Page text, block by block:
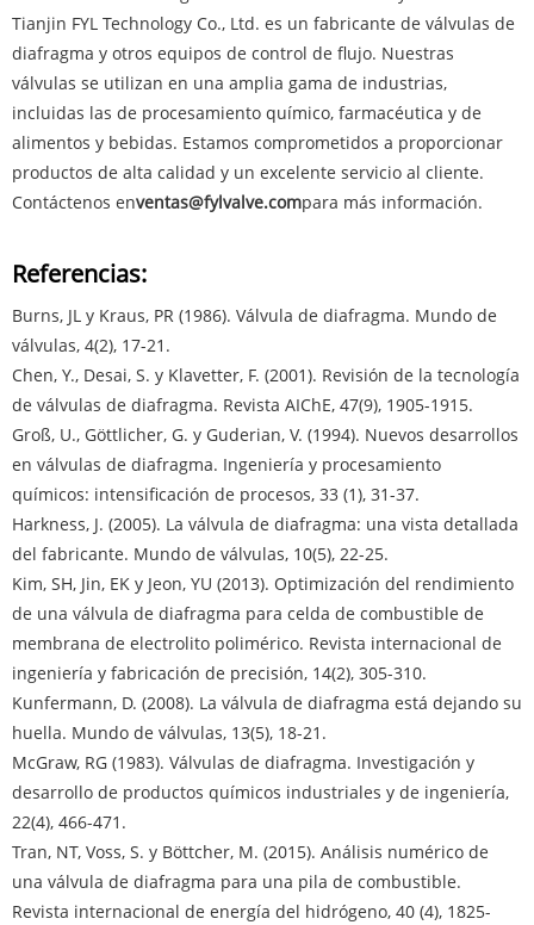
Tianjin FYL Technology Co., Ltd. es un fabricante de válvulas de
diafragma y otros equipos de control de flujo. Nuestras
válvulas se utilizan en una amplia gama de industrias,
incluidas las de procesamiento químico, farmacéutica y de
alimentos y bebidas. Estamos comprometidos a proporcionar
productos de alta calidad y un excelente servicio al cliente.
Contáctenos enventas@fylvalve.compara más información.
Referencias:
Burns, JL y Kraus, PR (1986). Válvula de diafragma. Mundo de
válvulas, 4(2), 17-21.
Chen, Y., Desai, S. y Klavetter, F. (2001). Revisión de la tecnología
de válvulas de diafragma. Revista AIChE, 47(9), 1905-1915.
Groß, U., Göttlicher, G. y Guderian, V. (1994). Nuevos desarrollos
en válvulas de diafragma. Ingeniería y procesamiento
químicos: intensificación de procesos, 33 (1), 31-37.
Harkness, J. (2005). La válvula de diafragma: una vista detallada
del fabricante. Mundo de válvulas, 10(5), 22-25.
Kim, SH, Jin, EK y Jeon, YU (2013). Optimización del rendimiento
de una válvula de diafragma para celda de combustible de
membrana de electrolito polimérico. Revista internacional de
ingeniería y fabricación de precisión, 14(2), 305-310.
Kunfermann, D. (2008). La válvula de diafragma está dejando su
huella. Mundo de válvulas, 13(5), 18-21.
McGraw, RG (1983). Válvulas de diafragma. Investigación y
desarrollo de productos químicos industriales y de ingeniería,
22(4), 466-471.
Tran, NT, Voss, S. y Böttcher, M. (2015). Análisis numérico de
una válvula de diafragma para una pila de combustible.
Revista internacional de energía del hidrógeno, 40 (4), 1825-